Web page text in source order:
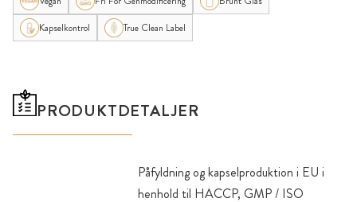
Kapselkontrol
True Clean Label
PRODUKTDETALJER
Påfyldning og kapselproduktion i EU i
henhold til HACCP, GMP / ISO